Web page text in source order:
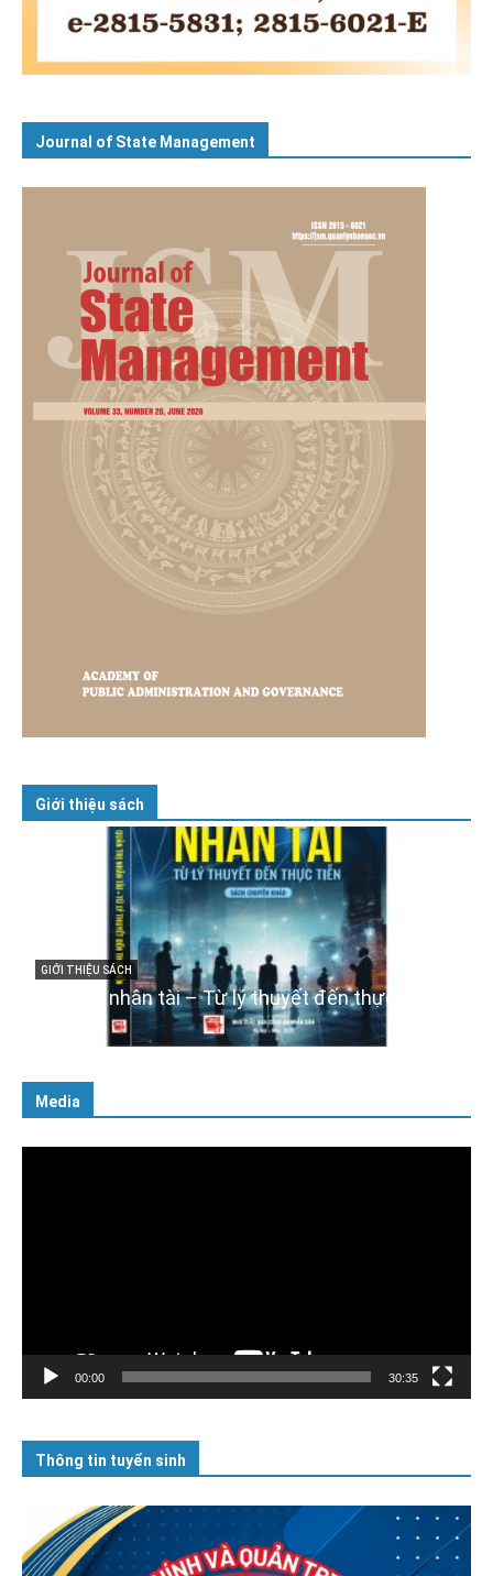
Journal of State Management
Giới thiệu sách
GIỚI THIỆU SÁCH
Cuốn sách “Tuyệt đối trung thành với Tổ quốc,
với Đảng, Nhà nước và Nhân dân – Sáng ngời
tư cách người Công an cách mạng”
Media
00:00 30:35
Thông tin tuyển sinh